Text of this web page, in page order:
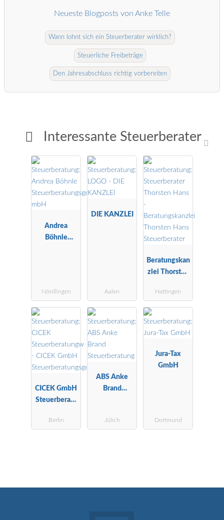
Interessante Steuerberater
Andrea
Böhnle
Nördlingen
DIE KANZLEI
Aalen
Beratungskan
zlei Thorsten
Steuerberater
Hattingen
CICEK GmbH
Steuerberatu
ft
Berlin
ABS Anke
Brand
Jülich
Jura-Tax
GmbH
Dortmund
Neueste Blogposts von Anke Telle
Wann lohnt sich ein Steuerberater wirklich?
Steuerliche Freibeträge
Den Jahresabschluss richtig vorbereiten